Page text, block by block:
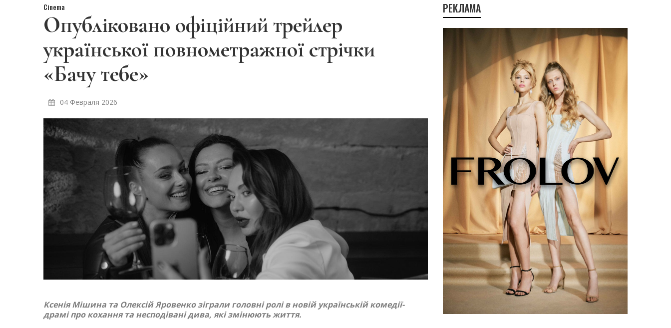
Cinema
Опубліковано офіційний трейлер
української повнометражної стрічки
«Бачу тебе»
04 Февраля 2026
Ксенія Мішина та Олексій Яровенко зіграли головні ролі в новій українській комедії-
драмі про кохання та несподівані дива, які змінюють життя.
РЕКЛАМА